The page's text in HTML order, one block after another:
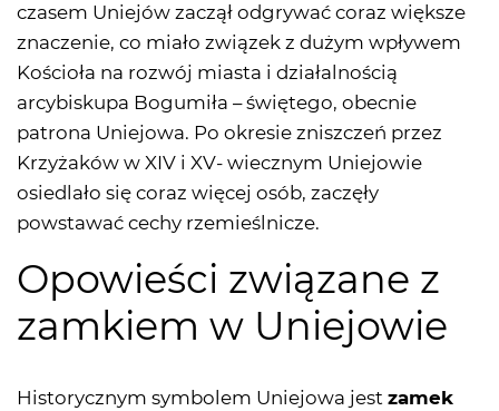
czasem Uniejów zaczął odgrywać coraz większe
znaczenie, co miało związek z dużym wpływem
Kościoła na rozwój miasta i działalnością
arcybiskupa Bogumiła – świętego, obecnie
patrona Uniejowa. Po okresie zniszczeń przez
Krzyżaków w XIV i XV- wiecznym Uniejowie
osiedlało się coraz więcej osób, zaczęły
powstawać cechy rzemieślnicze.
Opowieści związane z
zamkiem w Uniejowie
Historycznym symbolem Uniejowa jest zamek